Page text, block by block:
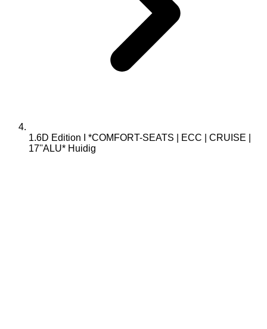
1.6D Edition I *COMFORT-SEATS | ECC | CRUISE |
17''ALU* Huidig